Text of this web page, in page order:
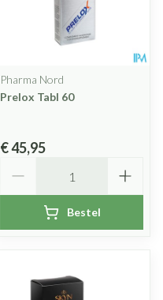
Pharma Nord
Prelox Tabl 60
€ 45,95
Bestel